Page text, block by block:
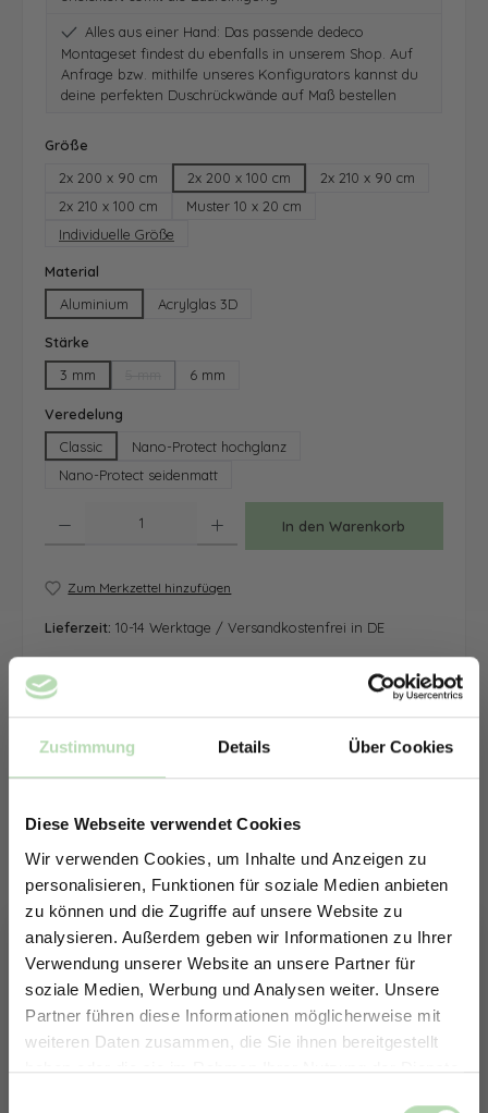
Zustimmung Details Über Cookies
Diese Webseite verwendet Cookies
Wir verwenden Cookies, um Inhalte und Anzeigen zu
personalisieren, Funktionen für soziale Medien anbieten
zu können und die Zugriffe auf unsere Website zu
analysieren. Außerdem geben wir Informationen zu Ihrer
Verwendung unserer Website an unsere Partner für
soziale Medien, Werbung und Analysen weiter. Unsere
Partner führen diese Informationen möglicherweise mit
weiteren Daten zusammen, die Sie ihnen bereitgestellt
haben oder die sie im Rahmen Ihrer Nutzung der Dienste
Alles aus einer Hand: Das passende dedeco
Montageset findest du ebenfalls in unserem Shop. Auf
Anfrage bzw. mithilfe unseres Konfigurators kannst du
deine perfekten Duschrückwände auf Maß bestellen
Größe
2x 200 x 90 cm
2x 200 x 100 cm
2x 210 x 90 cm
2x 210 x 100 cm
Muster 10 x 20 cm
Individuelle Größe
Material
Aluminium
Acrylglas 3D
Stärke
3 mm
(Diese Option ist zurzeit nicht verfügbar.)
6 mm
Veredelung
Classic
Nano-Protect hochglanz
Nano-Protect seidenmatt
In den Warenkorb
Zum Merkzettel hinzufügen
Lieferzeit: 10-14 Werktage / Versandkostenfrei in DE
ERHALTE 5% RABATT AUF
DEINE RÜCKWÄNDE